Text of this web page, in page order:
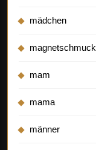
mädchen
magnetschmuck
mam
mama
männer